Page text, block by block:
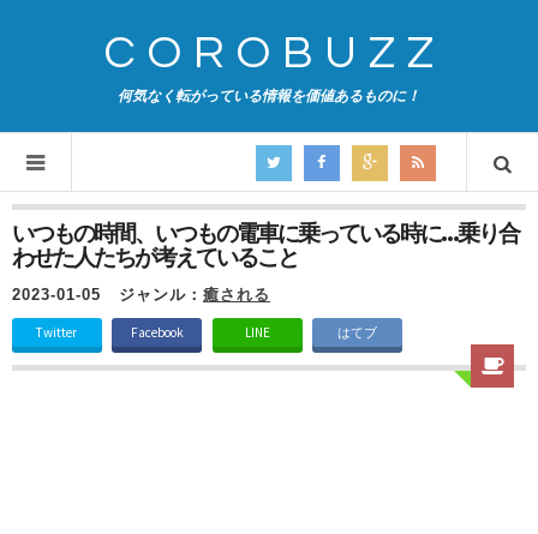
COROBUZZ
何気なく転がっている情報を価値あるものに！
いつもの時間、いつもの電車に乗っている時に…乗り合
わせた人たちが考えていること
2023-01-05 ジャンル： 癒される
Twitter Facebook LINE はてブ